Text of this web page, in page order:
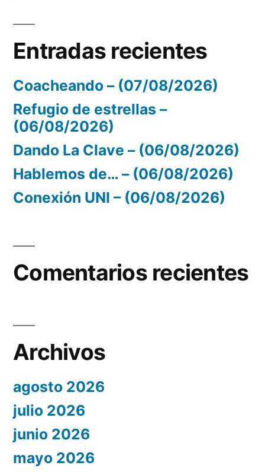
Entradas recientes
Coacheando – (07/08/2026)
Refugio de estrellas –
(06/08/2026)
Dando La Clave – (06/08/2026)
Hablemos de… – (06/08/2026)
Conexión UNI – (06/08/2026)
Comentarios recientes
Archivos
agosto 2026
julio 2026
junio 2026
mayo 2026